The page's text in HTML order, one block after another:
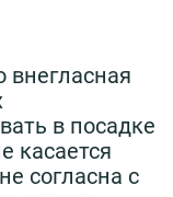
внегласная
в посадке
касается
согласна с